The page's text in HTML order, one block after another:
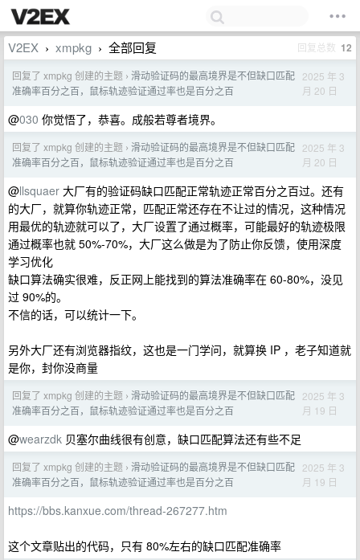
V2EX › xmpkg › 全部回复 回复总数 12
回复了 xmpkg 创建的主题 › 滑动验证码的最高境界是不但缺口匹配
准确率百分之百，鼠标轨迹验证通过率也是百分之百
2025 年 3
月 20 日
@030 你觉悟了，恭喜。成般若尊者境界。
回复了 xmpkg 创建的主题 › 滑动验证码的最高境界是不但缺口匹配
准确率百分之百，鼠标轨迹验证通过率也是百分之百
2025 年 3
月 20 日
@llsquaer 大厂有的验证码缺口匹配正常轨迹正常百分之百过。还有
的大厂，就算你轨迹正常，匹配正常还存在不让过的情况，这种情况
用最优的轨迹就可以了，大厂设置了通过概率，可能最好的轨迹极限
通过概率也就 50%-70%，大厂这么做是为了防止你反馈，使用深度
学习优化
缺口算法确实很难，反正网上能找到的算法准确率在 60-80%，没见
过 90%的。
不信的话，可以统计一下。
另外大厂还有浏览器指纹，这也是一门学问，就算换 IP ，老子知道就
是你，封你没商量
回复了 xmpkg 创建的主题 › 滑动验证码的最高境界是不但缺口匹配
准确率百分之百，鼠标轨迹验证通过率也是百分之百
2025 年 3
月 19 日
@wearzdk 贝塞尔曲线很有创意，缺口匹配算法还有些不足
回复了 xmpkg 创建的主题 › 滑动验证码的最高境界是不但缺口匹配
准确率百分之百，鼠标轨迹验证通过率也是百分之百
2025 年 3
月 19 日
https://bbs.kanxue.com/thread-267277.htm
这个文章贴出的代码，只有 80%左右的缺口匹配准确率